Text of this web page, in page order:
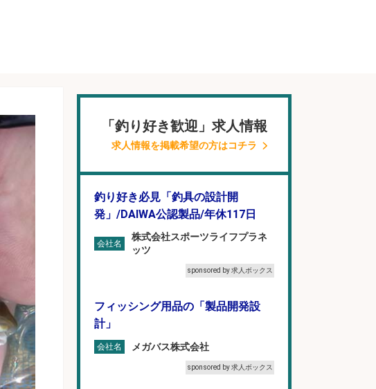
「釣り好き歓迎」求人情報
求人情報を掲載希望の方はコチラ
釣り好き必見「釣具の設計開
発」/DAIWA公認製品/年休117日
会社名
株式会社スポーツライフプラネ
ッツ
sponsored by 求人ボックス
フィッシング用品の「製品開発設
計」
会社名 メガバス株式会社
sponsored by 求人ボックス